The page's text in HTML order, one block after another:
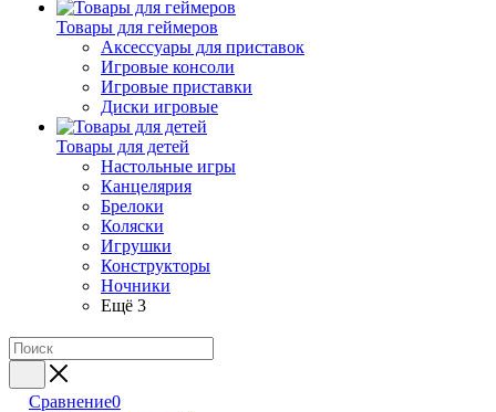
Товары для геймеров
Аксессуары для приставок
Игровые консоли
Игровые приставки
Диски игровые
Товары для детей
Настольные игры
Канцелярия
Брелоки
Коляски
Игрушки
Конструкторы
Ночники
Ещё 3
Сравнение0